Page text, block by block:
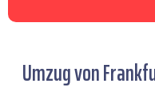
Umzug von